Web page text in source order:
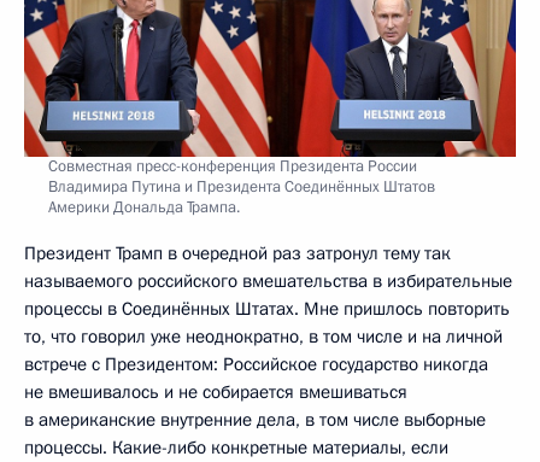
Совместная пресс-конференция Президента России
Владимира Путина и Президента Соединённых Штатов
Америки Дональда Трампа.
Президент Трамп в очередной раз затронул тему так
называемого российского вмешательства в избирательные
процессы в Соединённых Штатах. Мне пришлось повторить
то, что говорил уже неоднократно, в том числе и на личной
встрече с Президентом: Российское государство никогда
не вмешивалось и не собирается вмешиваться
в американские внутренние дела, в том числе выборные
процессы. Какие-либо конкретные материалы, если